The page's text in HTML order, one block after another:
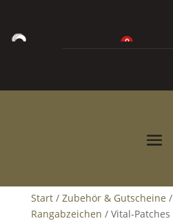
0
Start/ Zubehör & Gutscheine /
Rangabzeichen / Vital-Patches